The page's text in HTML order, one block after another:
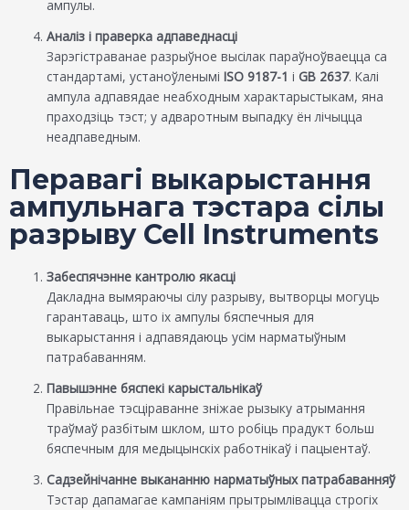
ампулы.
Аналіз і праверка адпаведнасці
Зарэгістраванае разрыўное высілак параўноўваецца са
стандартамі, устаноўленыміISO 9187-1 і GB 2637. Калі
ампула адпавядае неабходным характарыстыкам, яна
праходзіць тэст; у адваротным выпадку ён лічыцца
неадпаведным.
Перавагі выкарыстання
ампульнага тэстара сілы
разрыву Cell Instruments
Забеспячэнне кантролю якасці
Дакладна вымяраючы сілу разрыву, вытворцы могуць
гарантаваць, што іх ампулы бяспечныя для
выкарыстання і адпавядаюць усім нарматыўным
патрабаванням.
Павышэнне бяспекі карыстальнікаў
Правільнае тэсціраванне зніжае рызыку атрымання
траўмаў разбітым шклом, што робіць прадукт больш
бяспечным для медыцынскіх работнікаў і пацыентаў.
Садзейнічанне выкананню нарматыўных патрабаванняў
Тэстар дапамагае кампаніям прытрымлівацца строгіх